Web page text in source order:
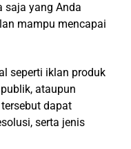
saja yang Anda
mampu mencapai
seperti iklan produk
ataupun
dapat
serta jenis